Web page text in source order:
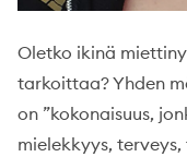
Oletko ikinä
tarkoittaa? Yhden
on ”kokonaisuus,
mielekkyys,